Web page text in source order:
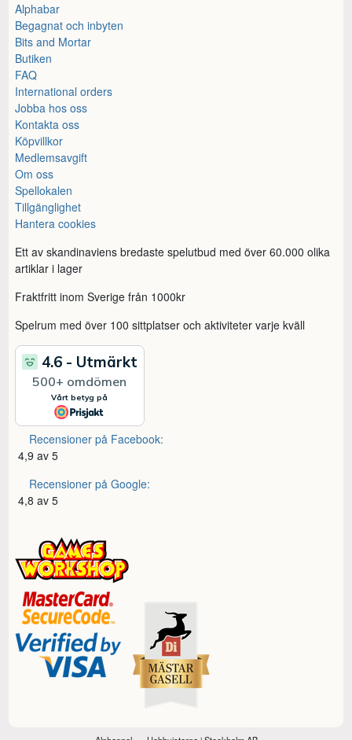
Alphabar
Begagnat och inbyten
Bits and Mortar
Butiken
FAQ
International orders
Jobba hos oss
Kontakta oss
Köpvillkor
Medlemsavgift
Om oss
Spellokalen
Tillgänglighet
Hantera cookies
Ett av skandinaviens bredaste spelutbud med över 60.000 olika
artiklar i lager
Fraktfritt inom Sverige från 1000kr
Spelrum med över 100 sittplatser och aktiviteter varje kväll
Recensioner på Facebook:
4,9 av 5
Recensioner på Google:
4,8 av 5